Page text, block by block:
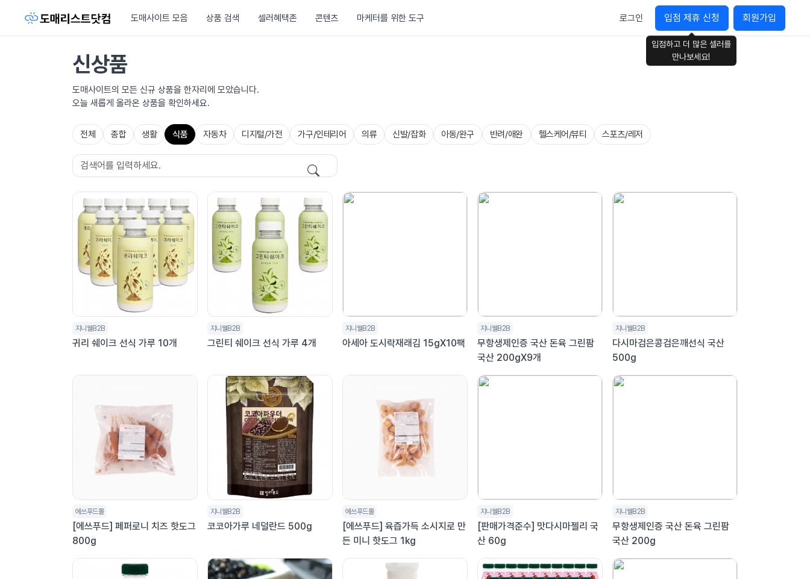
도매사이트 모음 상품 검색 셀러혜택존 콘텐츠 마케터를 위한 도구 로그인 입점 제휴 신청
입점하고 더 많은 셀러를
만나보세요!
회원가입
신상품
도매사이트의 모든 신규 상품을 한자리에 모았습니다.
오늘 새롭게 올라온 상품을 확인하세요.
전체 종합 생활 식품 자동차 디지털/가전 가구/인테리어 의류 신발/잡화 아동/완구 반려/애완 헬스케어/뷰티 스포츠/레저
지니웰B2B
귀리 쉐이크 선식 가루 10개
지니웰B2B
그린티 쉐이크 선식 가루 4개
지니웰B2B
아세아 도시락재래김 15gX10팩
지니웰B2B
무항생제인증 국산 돈육 그린팜
국산 200gX9개
지니웰B2B
다시마검은콩검은깨선식 국산
500g
에쓰푸드몰
[에쓰푸드] 페퍼로니 치즈 핫도그
800g
지니웰B2B
코코아가루 네덜란드 500g
에쓰푸드몰
[에쓰푸드] 육즙가득 소시지로 만
든 미니 핫도그 1kg
지니웰B2B
[판매가격준수] 맛다시마젤리 국
산 60g
지니웰B2B
무항생제인증 국산 돈육 그린팜
국산 200g